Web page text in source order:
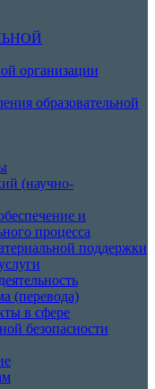
организации
образовательной
(научно-
и
процесса
поддержки
(перевода)
в сфере
безопасности